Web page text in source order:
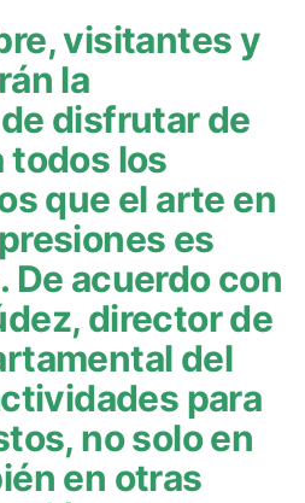
visitantes y
la
disfrutar de
todos los
que el arte en
es
De acuerdo con
director de
del
para
no solo en
en otras